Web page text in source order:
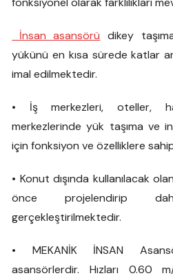
İnsan asansörü dikey
yükünü en kısa sürede katlar
imal edilmektedir.
• İş merkezleri, oteller,
merkezlerinde yük taşıma ve
için fonksiyon ve özelliklere
• Konut dışında kullanılacak
önce projelendirip
gerçekleştirilmektedir.
• MEKANİK İNSAN
asansörlerdir. Hızları